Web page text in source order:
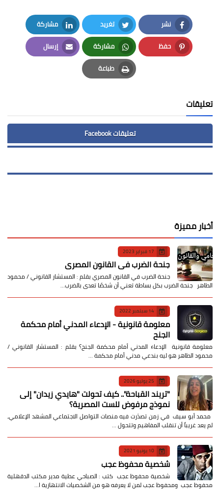
نشر
Facebook
تغريد
Twitter
مشاركة
LinkedIn
حفظ
Pinterest
مشاركة
Whatsapp
إرسال
Email
طباعة
Print
تعليقات
تعليقات Facebook
أخبار مميزة
17 فبراير 2023
جنحة الضرب في القانون المصري
جنحة الضرب في القانون المصري بقلم : المستشار القانوني / محمود
الطاهر جنحة الضرب بكل بساطة تعني أن شخصًا تعدى بالضرب…
14 سبتمبر 2022
معلومة قانونية - الإدعاء المدني أمام محكمة
الجنح
معلومة قانونية الإدعاء المدني أمام محكمة الجنح؟ بقلم : المستشار القانوني /
محمود الطاهر هو ليه بندعي مدني أمام محكمة …
25 يوليو 2026
​"تريند القباحة".. كيف تحولت "هايدي زيدان" إلى
نموذج مرفوض للست المصرية؟
​ محمد أبو سيف ​في زمن تصدّرت فيه منصات التواصل الاجتماعي المشهد الإعلامي،
لم يعد غريباً أن تنقلب المفاهيم وتتحول …
10 يونيو 2021
شخصية محفوظ عجب
شخصية محفوظ عجب كتب : الصباحي عطية مدير مكتب الدقهلية
محفوظ عجب ومحفوظ عجب لمن لا يعرفه هو من الشخصيات الانتهازية ا…